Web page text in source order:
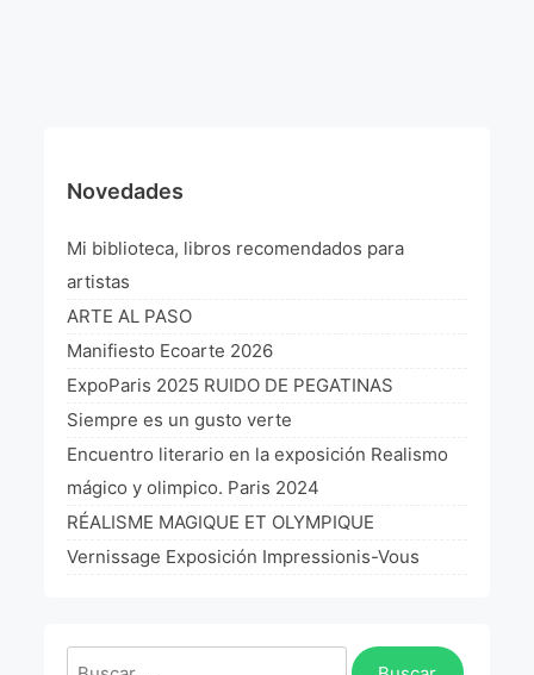
L’art Colombien à Paris 2019
L’art Latino-américain à Paris 2019
Reflecting Source. NY 2019
«Sincronías con sentido» Bogotá Colombia 2019
«Huellas trashumantes» New York 2018
Commissaire D’exposition
Manifiesto Ecoarte
Novedades
Mi biblioteca, libros recomendados para
artistas
ARTE AL PASO
Manifiesto Ecoarte 2026
ExpoParis 2025 RUIDO DE PEGATINAS
Siempre es un gusto verte
Encuentro literario en la exposición Realismo
mágico y olimpico. Paris 2024
RÉALISME MAGIQUE ET OLYMPIQUE
Vernissage Exposición Impressionis-Vous
Buscar: